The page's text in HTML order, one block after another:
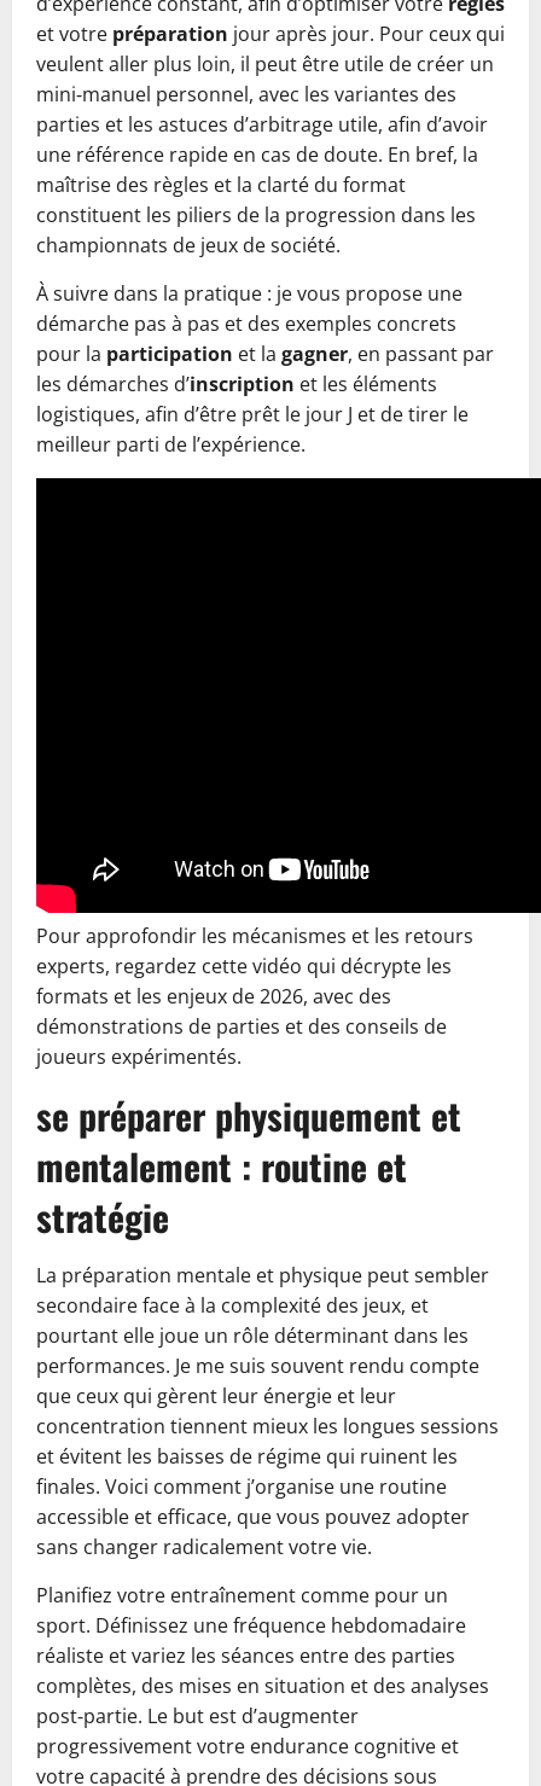
et votre préparation jour après jour. Pour ceux qui
veulent aller plus loin, il peut être utile de créer un
mini‑manuel personnel, avec les variantes des
parties et les astuces d’arbitrage utile, afin d’avoir
une référence rapide en cas de doute. En bref, la
maîtrise des règles et la clarté du format
constituent les piliers de la progression dans les
championnats de jeux de société.
À suivre dans la pratique : je vous propose une
démarche pas à pas et des exemples concrets
pour la participation et la gagner, en passant par
les démarches d’inscription et les éléments
logistiques, afin d’être prêt le jour J et de tirer le
meilleur parti de l’expérience.
Pour approfondir les mécanismes et les retours
experts, regardez cette vidéo qui décrypte les
formats et les enjeux de 2026, avec des
démonstrations de parties et des conseils de
joueurs expérimentés.
se préparer physiquement et
mentalement : routine et
stratégie
La préparation mentale et physique peut sembler
secondaire face à la complexité des jeux, et
pourtant elle joue un rôle déterminant dans les
performances. Je me suis souvent rendu compte
que ceux qui gèrent leur énergie et leur
concentration tiennent mieux les longues sessions
et évitent les baisses de régime qui ruinent les
finales. Voici comment j’organise une routine
accessible et efficace, que vous pouvez adopter
sans changer radicalement votre vie.
Planifiez votre entraînement comme pour un
sport. Définissez une fréquence hebdomadaire
réaliste et variez les séances entre des parties
complètes, des mises en situation et des analyses
post‑partie. Le but est d’augmenter
progressivement votre endurance cognitive et
votre capacité à prendre des décisions sous